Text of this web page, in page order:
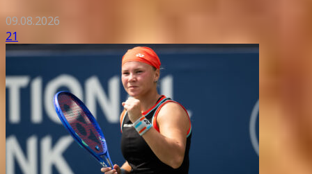
09.08.2026
21